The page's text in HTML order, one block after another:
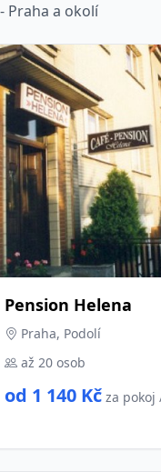
Praha a okolí
Pension Helena
Praha, Podolí
až 20 osob
od 1 140 Kč za pokoj